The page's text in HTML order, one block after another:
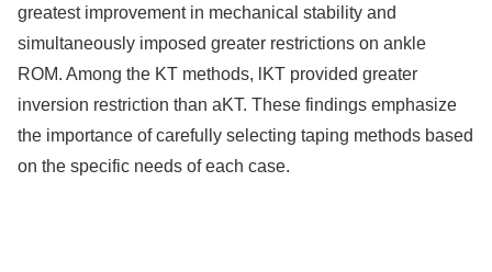
greatest improvement in mechanical stability and
simultaneously imposed greater restrictions on ankle
ROM. Among the KT methods, lKT provided greater
inversion restriction than aKT. These findings emphasize
the importance of carefully selecting taping methods based
on the specific needs of each case.